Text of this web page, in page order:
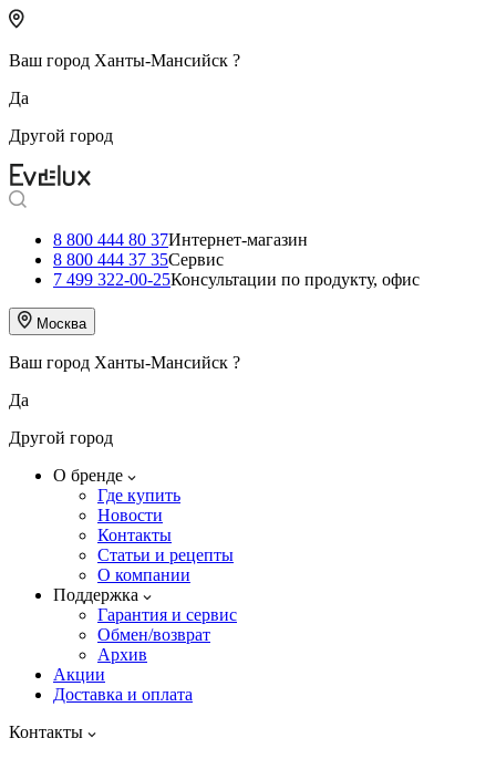
Ваш город Ханты-Мансийск ?
Да
Другой город
8 800 444 80 37Интернет-магазин
8 800 444 37 35Сервис
7 499 322-00-25Консультации по продукту, офис
Москва
Ваш город Ханты-Мансийск ?
Да
Другой город
О бренде
Где купить
Новости
Контакты
Статьи и рецепты
О компании
Поддержка
Гарантия и сервис
Обмен/возврат
Архив
Акции
Доставка и оплата
Контакты